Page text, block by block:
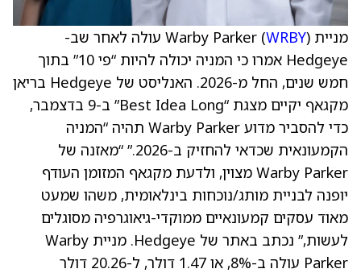
מניית Warby Parker ( WRBY
) עולה לאחר שב-
Hedgeye אמרו כי המניה יכולה להיות “פי 10” בתוך
חמש שנים, החל מ-2026. האנליסט של Hedgeye בריאן
מקגאף יקיים מצגת “Best Idea Long” ב-9 בדצמבר,
כדי להסביר מדוע Warby Parker תהיה “המניה
הקמעונאית שכדאי להחזיק ב-2026.” “מאזנה של
Warby Parker מצוין, ולדעת מקגאף המזומן העודף
יופנה לבניית מותג/נוכחות בינלאומית, משהו שמעט
מאוד עסקים קמעונאיים ממוקדי-גיאוגרפיה מסוגלים
לעשות,” נכתב באתר של Hedgeye. מניית Warby
Parker עולה ב-8%, או 1.47 דולר, ל-20.26 דולר